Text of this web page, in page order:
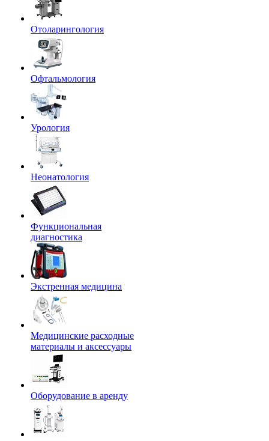
Отоларингология
Офтальмология
Урология
Неонатология
Функциональная
диагностика
Экстренная медицина
Медицинские расходные
материалы и аксессуары
Оборудование в аренду